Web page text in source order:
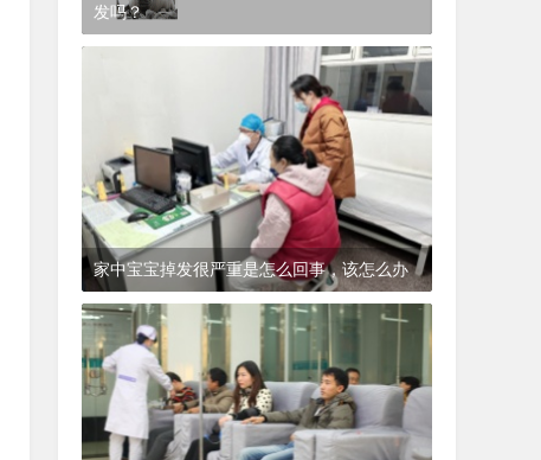
发吗？
家中宝宝掉发很严重是怎么回事，该怎么办
1年前(2024-12-06) 皮肤科